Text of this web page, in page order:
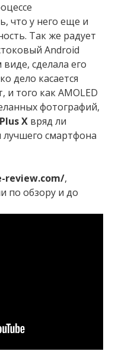
что у него еще и
Так же радует
Android
сделала его
дело касается
и того как AMOLED
фотографий,
X вряд ли
лучшего смартфона
review.com/,
по обзору и до